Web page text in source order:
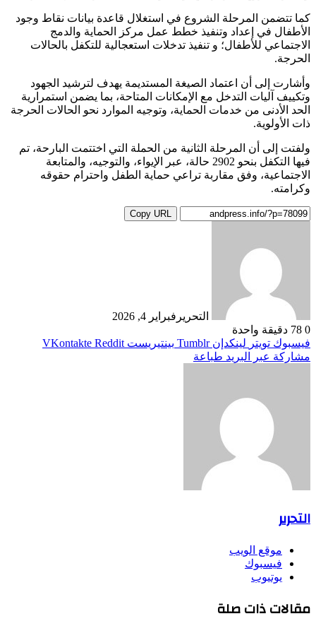
كما تتضمن المرحلة الشروع في استغلال قاعدة بيانات نقاط وجود
الأطفال في إعداد وتنفيذ خطط عمل مركز الحماية والدمج
الاجتماعي للأطفال؛ و تنفيذ تدخلات استعجالية للتكفل بالحالات
الحرجة.
وأشارت إلى أن اعتماد الصيغة المستديمة يهدف لترشيد الجهود
وتكييف آليات التدخل مع الإمكانات المتاحة، بما يضمن استمرارية
الحد الأدنى من خدمات الحماية، وتوجيه الموارد نحو الحالات الحرجة
ذات الأولوية.
ولفتت إلى أن المرحلة الثانية من الحملة التي اختتمت البارحة، تم
فيها التكفل بنحو 2902 حالة، عبر الإيواء، والتوجيه، والمتابعة
الاجتماعية، وفق مقاربة تراعي حماية الطفل واحترام حقوقه
وكرامته.
Copy URL
التحرير فبراير 4, 2026
0
دقيقة واحدة
فيسبوك تويتر لينكدإن بينتيريست
مشاركة عبر البريد طباعة
التحرير
موقع الويب
فيسبوك
يوتيوب
مقالات ذات صلة